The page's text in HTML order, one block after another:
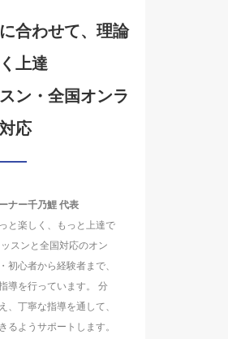
合わせて、理論
上達
ン・全国オンラ
応
ナー千乃鯉 代表
と楽しく、もっと上達で
スンと全国対応のオン
初心者から経験者まで、
導を行っています。 分
、丁寧な指導を通して、
るようサポートします。